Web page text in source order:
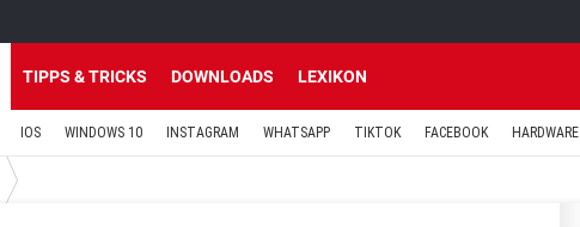
TIPPS & TRICKS DOWNLOADS LEXIKON
IOS WINDOWS 10 INSTAGRAM WHATSAPP TIKTOK FACEBOOK HARDWARE